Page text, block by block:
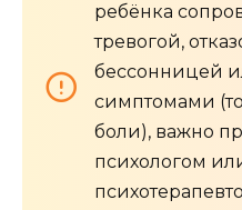
ребёнка
тревогой,
бессонницей
симптомами
боли), важно
психологом